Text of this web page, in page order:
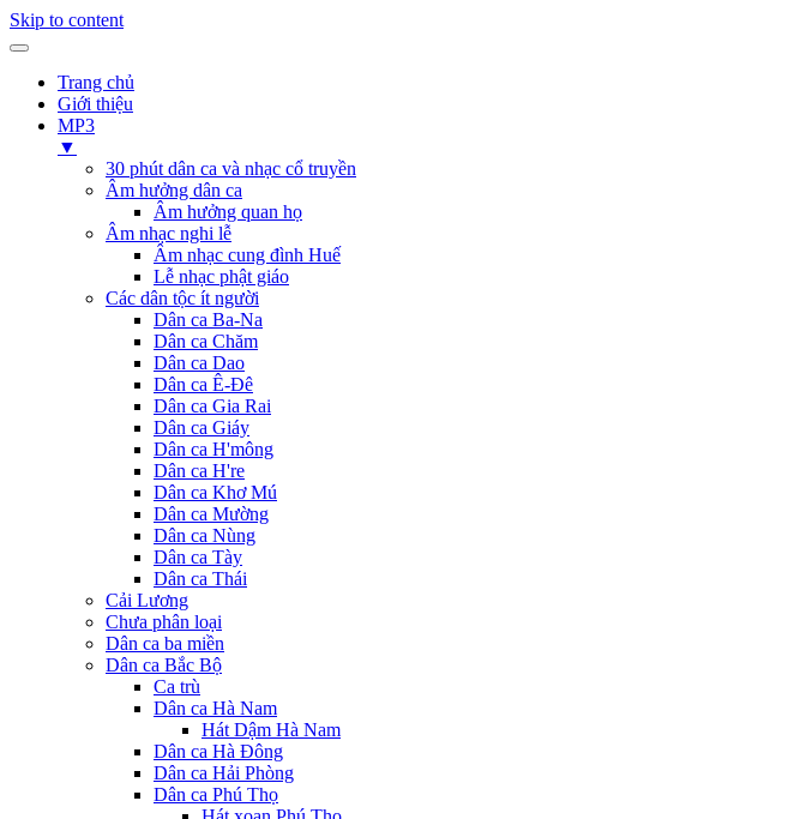
Skip to content
Trang chủ
Giới thiệu
MP3
▼
30 phút dân ca và nhạc cổ truyền
Âm hưởng dân ca
Âm hưởng quan họ
Âm nhạc nghi lễ
Âm nhạc cung đình Huế
Lễ nhạc phật giáo
Các dân tộc ít người
Dân ca Ba-Na
Dân ca Chăm
Dân ca Dao
Dân ca Ê-Đê
Dân ca Gia Rai
Dân ca Giáy
Dân ca H'mông
Dân ca H're
Dân ca Khơ Mú
Dân ca Mường
Dân ca Nùng
Dân ca Tày
Dân ca Thái
Cải Lương
Chưa phân loại
Dân ca ba miền
Dân ca Bắc Bộ
Ca trù
Dân ca Hà Nam
Hát Dậm Hà Nam
Dân ca Hà Đông
Dân ca Hải Phòng
Dân ca Phú Thọ